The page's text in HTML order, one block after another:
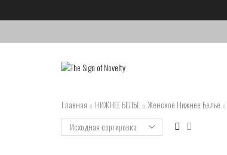
Главная НИЖНЕЕ БЕЛЬЕ Женское Нижнее Белье